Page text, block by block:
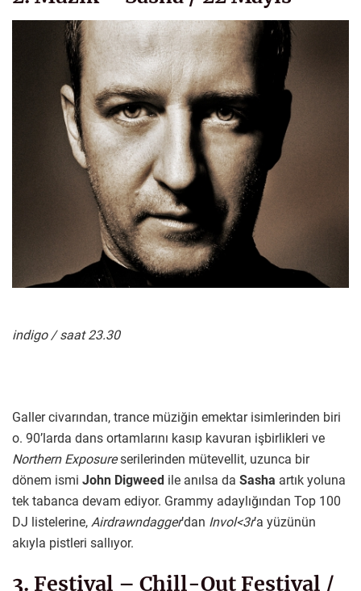
indigo / saat 23.30
Galler civarından, trance müziğin emektar isimlerinden biri
o. 90’larda dans ortamlarını kasıp kavuran işbirlikleri ve
Northern Exposureserilerinden mütevellit, uzunca bir
dönem ismi John Digweed ile anılsa da Sasha artık yoluna
tek tabanca devam ediyor. Grammy adaylığından Top 100
DJ listelerine, Airdrawndagger’dan Invol<3r’a yüzünün
akıyla pistleri sallıyor.
3. Festival – Chill-Out Festival /